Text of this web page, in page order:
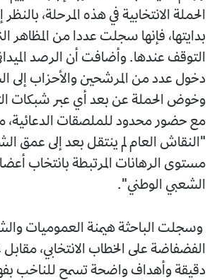
الحملة الانتخابية في هذه المرحلة، بالنظر
بدايتها، فإنها سجلت عددا من المظاهر
التوقف عندها. وأضافت أن الرصد
دخول عدد من المرشحين والأحزاب إلى
وخوض الحملة عن بعد أي عبر شبكات
مع حضور محدود للملصقات الدعائية،
"النقاش العام لم ينتقل بعد إلى عمق
مستوى الرهانات المرتبطة بانتخاب
الشعبي الوطني".
وسجلت الباحثة هيمنة العموميات
الفضفاضة على الخطاب الانتخابي،
دقيقة وأهداف واضحة تسمح للناخب